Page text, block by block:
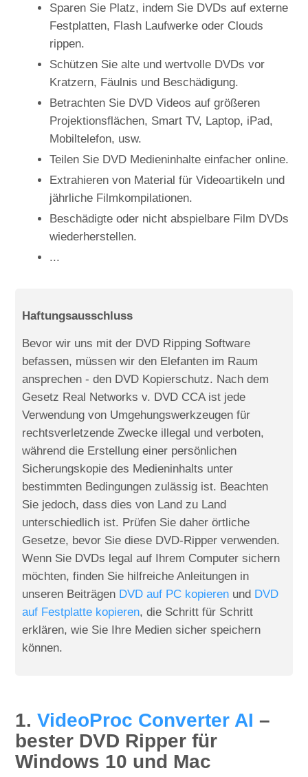
Sparen Sie Platz, indem Sie DVDs auf externe
Festplatten, Flash Laufwerke oder Clouds
rippen.
Schützen Sie alte und wertvolle DVDs vor
Kratzern, Fäulnis und Beschädigung.
Betrachten Sie DVD Videos auf größeren
Projektionsflächen, Smart TV, Laptop, iPad,
Mobiltelefon, usw.
Teilen Sie DVD Medieninhalte einfacher online.
Extrahieren von Material für Videoartikeln und
jährliche Filmkompilationen.
Beschädigte oder nicht abspielbare Film DVDs
wiederherstellen.
...
Haftungsausschluss
Bevor wir uns mit der DVD Ripping Software
befassen, müssen wir den Elefanten im Raum
ansprechen - den DVD Kopierschutz. Nach dem
Gesetz Real Networks v. DVD CCA ist jede
Verwendung von Umgehungswerkzeugen für
rechtsverletzende Zwecke illegal und verboten,
während die Erstellung einer persönlichen
Sicherungskopie des Medieninhalts unter
bestimmten Bedingungen zulässig ist. Beachten
Sie jedoch, dass dies von Land zu Land
unterschiedlich ist. Prüfen Sie daher örtliche
Gesetze, bevor Sie diese DVD-Ripper verwenden.
Wenn Sie DVDs legal auf Ihrem Computer sichern
möchten, finden Sie hilfreiche Anleitungen in
unseren Beiträgen DVD auf PC kopieren und DVD
auf Festplatte kopieren, die Schritt für Schritt
erklären, wie Sie Ihre Medien sicher speichern
können.
1.VideoProc Converter AI –
bester DVD Ripper für
Windows 10 und Mac